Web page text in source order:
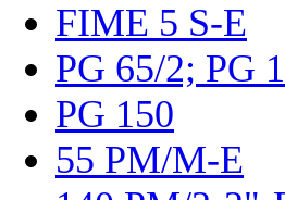
FIME 5 S-E
PG 65/2; PG
PG 150
55 PM/M-E